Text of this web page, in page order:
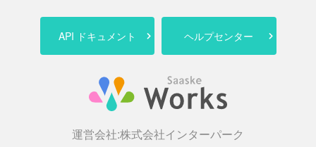
API ドキュメント ヘルプセンター
運営会社:株式会社インターパーク